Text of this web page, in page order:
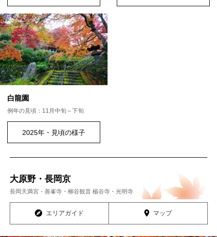
白龍園
例年の見頃：11月中旬～下旬
2025年・見頃の様子
大原野・長岡京
長岡天満宮・善峯寺・柳谷観音 楊谷寺・光明寺
エリアガイド マップ